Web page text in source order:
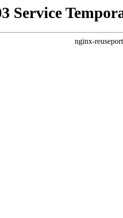
Service
nginx-